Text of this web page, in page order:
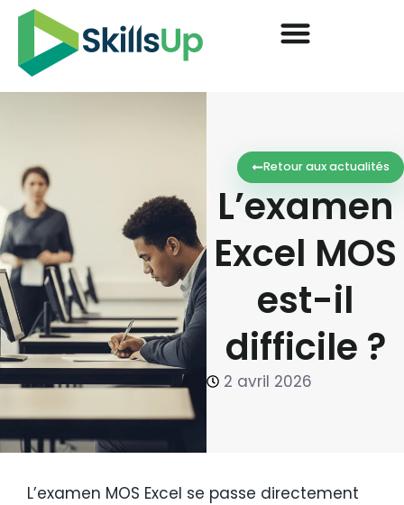
Retour aux actualités
L’examen
Excel MOS
est-il
difficile ?
2 avril 2026
L’examen MOS Excel se passe directement